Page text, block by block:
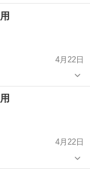
ディオコードもお
ンキョー
4月22日
ングライト
4月22日